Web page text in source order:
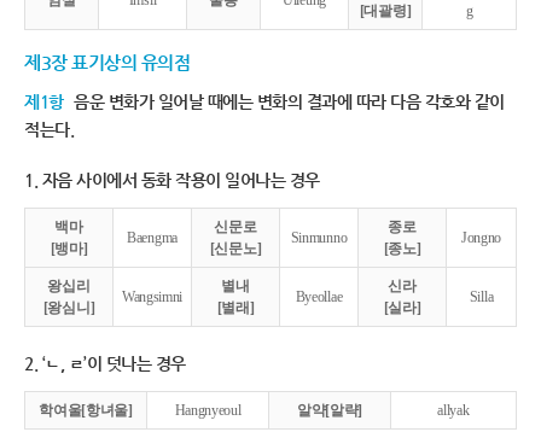
[대괄령]
g
제3장 표기상의 유의점
제1항 음운 변화가 일어날 때에는 변화의 결과에 따라 다음 각호와 같이
적는다.
1. 자음 사이에서 동화 작용이 일어나는 경우
백마
[뱅마]
Baengma
신문로
[신문노]
Sinmunno
종로
[종노]
Jongno
왕십리
[왕심니]
Wangsimni
별내
[별래]
Byeollae
신라
[실라]
Silla
2. ‘ㄴ, ㄹ’이 덧나는 경우
학여울[항녀울] Hangnyeoul 알약[알략] allyak